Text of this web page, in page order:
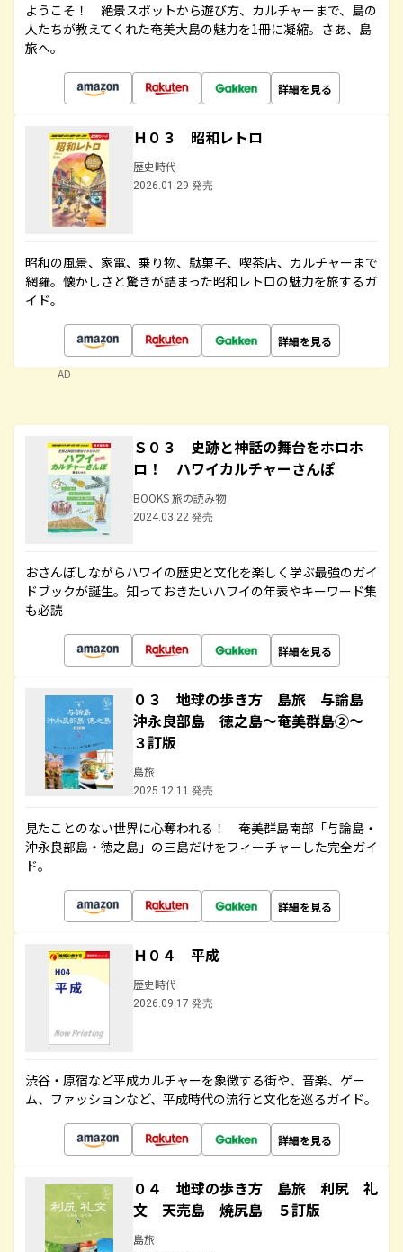
ようこそ！ 絶景スポットから遊び方、カルチャーまで、島の
人たちが教えてくれた奄美大島の魅力を1冊に凝縮。さあ、島
旅へ。
詳細を見る
Ｈ０３ 昭和レトロ
歴史時代
2026.01.29 発売
昭和の風景、家電、乗り物、駄菓子、喫茶店、カルチャーまで
網羅。懐かしさと驚きが詰まった昭和レトロの魅力を旅するガ
イド。
詳細を見る
AD
Ｓ０３ 史跡と神話の舞台をホロホ
ロ！ ハワイカルチャーさんぽ
BOOKS 旅の読み物
2024.03.22 発売
おさんぽしながらハワイの歴史と文化を楽しく学ぶ最強のガイ
ドブックが誕生。知っておきたいハワイの年表やキーワード集
も必読
詳細を見る
０３ 地球の歩き方 島旅 与論島
沖永良部島 徳之島～奄美群島②～
３訂版
島旅
2025.12.11 発売
見たことのない世界に心奪われる！ 奄美群島南部「与論島・
沖永良部島・徳之島」の三島だけをフィーチャーした完全ガイ
ド。
詳細を見る
Ｈ０４ 平成
歴史時代
2026.09.17 発売
渋谷・原宿など平成カルチャーを象徴する街や、音楽、ゲー
ム、ファッションなど、平成時代の流行と文化を巡るガイド。
詳細を見る
０４ 地球の歩き方 島旅 利尻 礼
文 天売島 焼尻島 ５訂版
島旅